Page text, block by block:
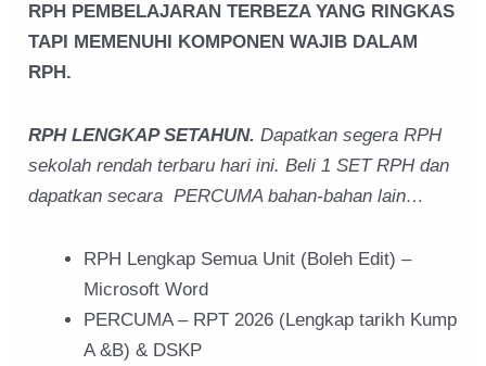
RPH PEMBELAJARAN TERBEZA YANG RINGKAS
TAPI MEMENUHI KOMPONEN WAJIB DALAM
RPH.
RPH LENGKAP SETAHUN. Dapatkan segera RPH
sekolah rendah terbaru hari ini. Beli 1 SET RPH dan
dapatkan secara PERCUMA bahan-bahan lain…
RPH Lengkap Semua Unit (Boleh Edit) –
Microsoft Word
PERCUMA – RPT 2026 (Lengkap tarikh Kump
A &B) & DSKP